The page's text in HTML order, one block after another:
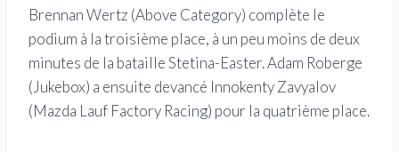
Brennan Wertz (Above Category) complète le
podium à la troisième place, à un peu moins de deux
minutes de la bataille Stetina-Easter. Adam Roberge
(Jukebox) a ensuite devancé Innokenty Zavyalov
(Mazda Lauf Factory Racing) pour la quatrième place.